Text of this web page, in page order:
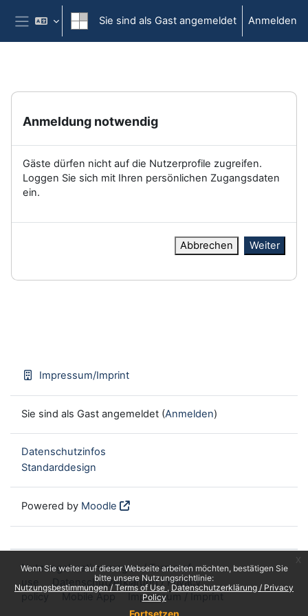
Zum Hauptinhalt
Wenn Sie weiter auf dieser Webseite arbeiten möchten, bestätigen Sie
bitte unsere Nutzungsrichtlinie:
Nutzungsbestimmungen / Terms of Use
Datenschutzerklärung / Privacy
Policy
Fortsetzen
Website-Übersicht
Sie sind als Gast angemeldet Anmelden
Anmeldung notwendig
Gäste dürfen nicht auf die Nutzerprofile zugreifen.
Loggen Sie sich mit Ihren persönlichen Zugangsdaten
ein.
Abbrechen Weiter
Impressum/Imprint
Sie sind als Gast angemeldet (Anmelden)
Datenschutzinfos
Standarddesign
Powered by Moodle
Nutzungsbestimmungen / Terms of
use
Datenschutzerklärung / Privacy
policy
Mobile App Impressum / Imprint